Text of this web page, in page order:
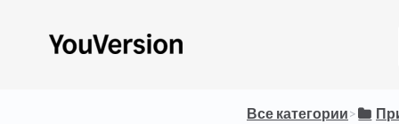
Все категории​>​